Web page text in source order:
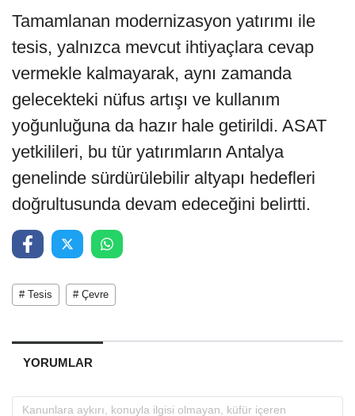
Tamamlanan modernizasyon yatırımı ile
tesis, yalnızca mevcut ihtiyaçlara cevap
vermekle kalmayarak, aynı zamanda
gelecekteki nüfus artışı ve kullanım
yoğunluğuna da hazır hale getirildi. ASAT
yetkilileri, bu tür yatırımların Antalya
genelinde sürdürülebilir altyapı hedefleri
doğrultusunda devam edeceğini belirtti.
# Tesis # Çevre
YORUMLAR